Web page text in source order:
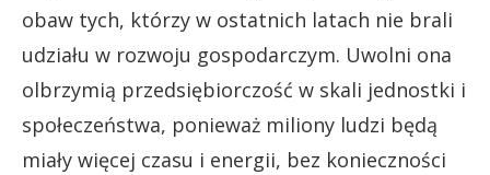
obaw tych, którzy w ostatnich latach nie brali
udziału w rozwoju gospodarczym. Uwolni ona
olbrzymią przedsiębiorczość w skali jednostki i
społeczeństwa, ponieważ miliony ludzi będą
miały więcej czasu i energii, bez konieczności